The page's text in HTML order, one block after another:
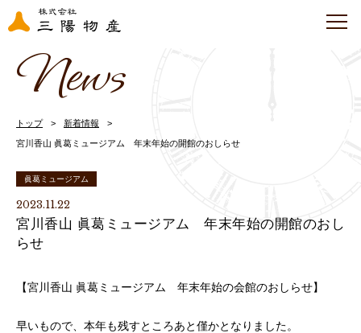
News
トップ 新着情報
宮川香山 眞葛ミュージアム 年末年始の開館のおしらせ
眞葛ミュージアム
2023.11.22
宮川香山 眞葛ミュージアム 年末年始の開館のおし
らせ
【宮川香山 眞葛ミュージアム 年末年始の会館のおしらせ】
早いもので、本年も残すところあと僅かとなりました。